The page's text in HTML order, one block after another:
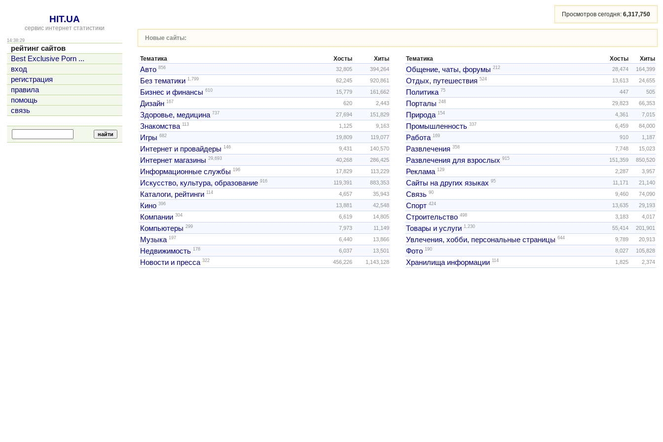
HIT.UA
сервис интернет статистики
14:38:29
рейтинг сайтов
Best Exclusive Porn ...
вход
регистрация
правила
помощь
связь
Просмотров сегодня: 6,317,750
Новые сайты:
Тематика Хосты Хиты
Авто 856 32,805 394,264
Без тематики 1,799 62,245 920,861
Бизнес и финансы 610 15,779 161,662
Дизайн 167 620 2,443
Здоровье, медицина 737 27,694 151,829
Знакомства 113 1,125 9,163
Игры 682 19,809 119,077
Интернет и провайдеры 146 9,431 140,570
Интернет магазины 29,693 40,268 286,425
Информационные службы 196 17,829 113,229
Искусство, культура, образование 916 119,391 883,353
Каталоги, рейтинги 114 4,657 35,943
Кино 396 13,881 42,548
Компании 304 6,619 14,805
Компьютеры 299 7,973 11,149
Музыка 197 6,440 13,866
Недвижимость 178 6,037 13,501
Новости и пресса 322 456,226 1,143,128
Тематика Хосты Хиты
Общение, чаты, форумы 212 28,474 164,399
Отдых, путешествия 524 13,613 24,655
Политика 75 447 505
Порталы 248 29,823 66,353
Природа 154 4,361 7,015
Промышленность 337 6,459 84,000
Работа 169 910 1,187
Развлечения 358 7,748 15,023
Развлечения для взрослых 915 151,359 850,520
Реклама 129 2,287 3,957
Сайты на других языках 95 11,171 21,140
Связь 90 9,460 74,090
Спорт 424 13,635 29,193
Строительство 498 3,183 4,017
Товары и услуги 1,230 55,414 201,901
Увлечения, хобби, персональные страницы 644 9,789 20,913
Фото 190 8,027 105,828
Хранилища информации 114 1,825 2,374